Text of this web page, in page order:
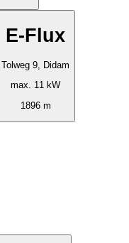
E-Flux
Tolweg 9, Didam
max. 11 kW
1896 m